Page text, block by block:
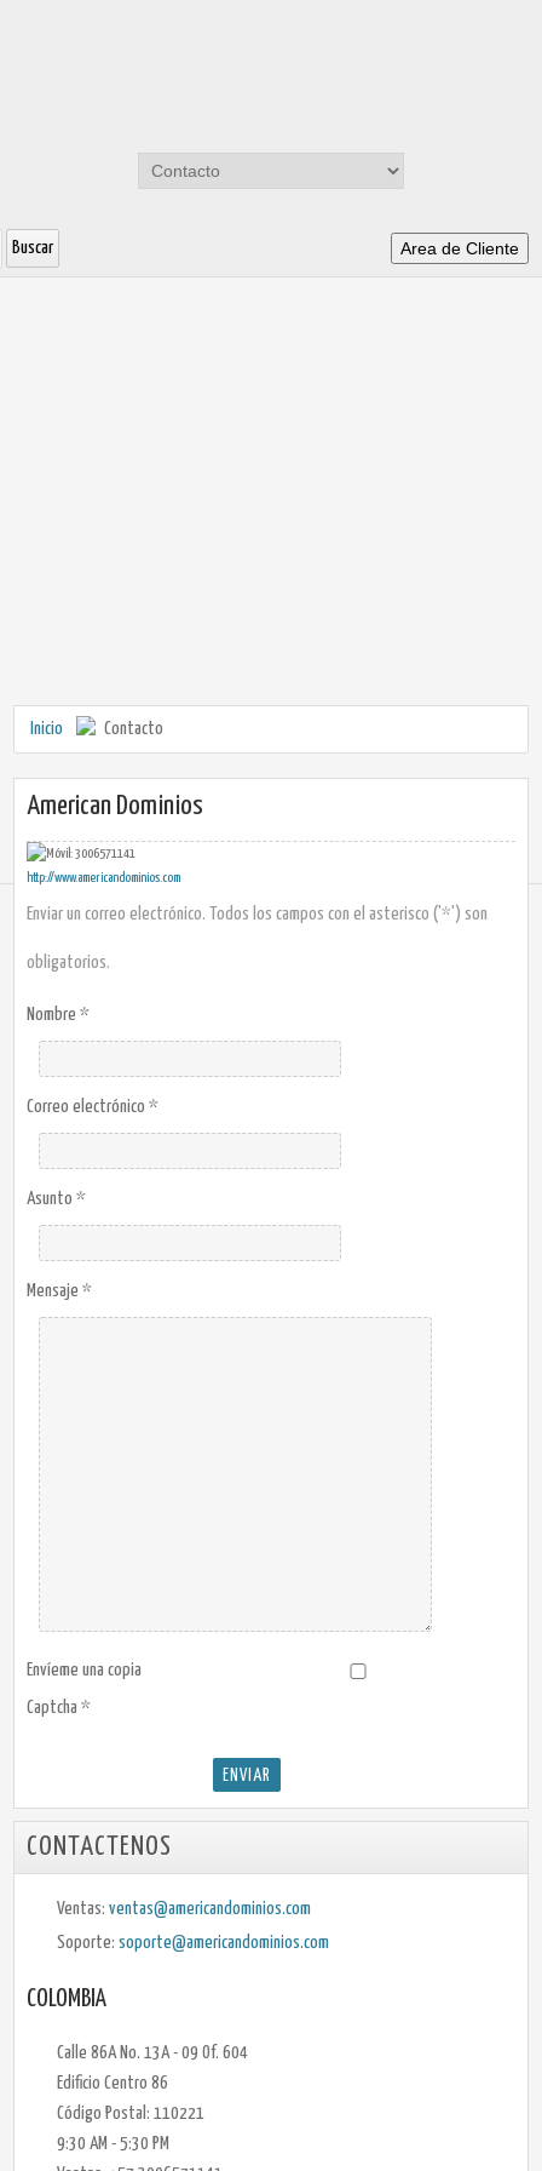
Area de Cliente
Inicio Contacto
American Dominios
3006571141
http://www.americandominios.com
Enviar un correo electrónico. Todos los campos con el asterisco ('*') son
obligatorios.
Nombre *
Correo electrónico *
Asunto *
Mensaje *
Envíeme una copia
Captcha *
ENVIAR
CONTACTENOS
Ventas:ventas@americandominios.com
Soporte:soporte@americandominios.com
COLOMBIA
Calle 86A No. 13A - 09 Of. 604
Edificio Centro 86
Código Postal: 110221
9:30 AM - 5:30 PM